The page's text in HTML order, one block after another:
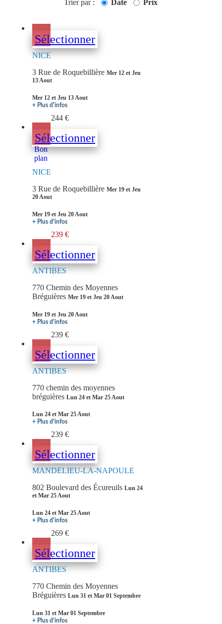
Trier par : Date Prix
Sélectionner
NICE
3 Rue de Roquebillière Mer 12 et Jeu
13 Aout
Mer 12 et Jeu 13 Aout
+ Plus d'infos
244 €
Sélectionner
Bon
plan
NICE
3 Rue de Roquebillière Mer 19 et Jeu
20 Aout
Mer 19 et Jeu 20 Aout
+ Plus d'infos
239 €
Sélectionner
ANTIBES
770 Chemin des Moyennes
Bréguières Mer 19 et Jeu 20 Aout
Mer 19 et Jeu 20 Aout
+ Plus d'infos
239 €
Sélectionner
ANTIBES
770 chemin des moyennes
bréguières Lun 24 et Mar 25 Aout
Lun 24 et Mar 25 Aout
+ Plus d'infos
239 €
Sélectionner
MANDELIEU-LA-NAPOULE
802 Boulevard des Écureuils Lun 24
et Mar 25 Aout
Lun 24 et Mar 25 Aout
+ Plus d'infos
269 €
Sélectionner
ANTIBES
770 Chemin des Moyennes
Bréguières Lun 31 et Mar 01 Septembre
Lun 31 et Mar 01 Septembre
+ Plus d'infos